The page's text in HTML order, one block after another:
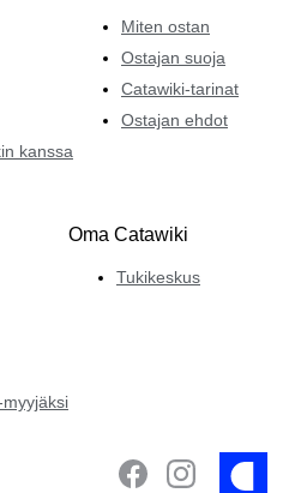
kanssa
Miten ostan
Ostajan suoja
Catawiki-tarinat
Ostajan ehdot
Oma Catawiki
Tukikeskus